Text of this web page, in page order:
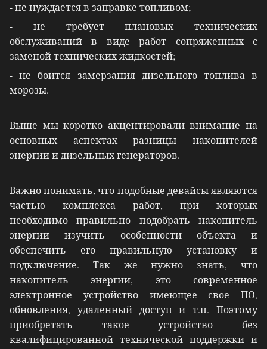
- не нуждается в заправке топливом;
- не требует плановых технических
обслуживаний в виде работ сопряженных с
заменой технических жидкостей;
- не боится замерзания дизельного топлива в
морозы.
Выше мы коротко акцентировали внимание на
основных аспектах разницы накопителей
энергии и дизельных генераторов.
Важно понимать, что подобные девайсы являются
частью комплекса работ, при которых
необходимо правильно подобрать накопитель
энергии изучить особенности объекта и
обеспечить его правильную установку и
подключение. Так же нужно знать, что
накопитель энергии, это современное
электронное устройство имеющее свое ПО,
обновления, удаленный доступ и т.п. Поэтому
приобретать такое устройство без
квалифицированной технической поддержки и